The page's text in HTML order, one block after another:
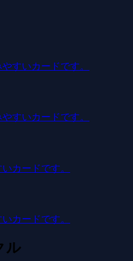
すいカードです。
すいカードです。
カードです。
カードです。
ル